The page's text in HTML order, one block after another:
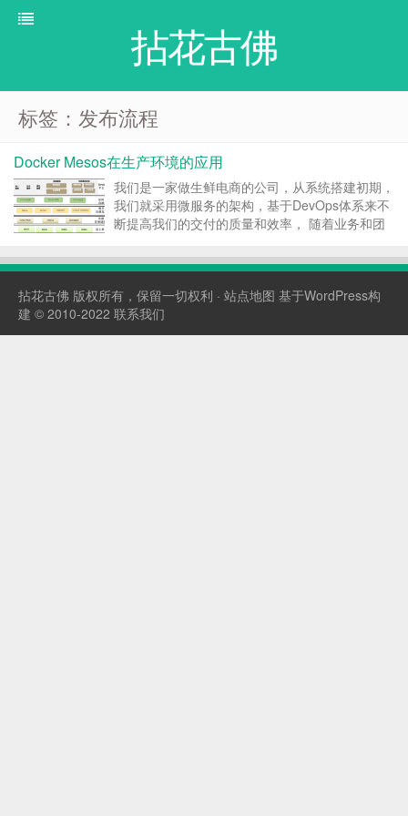
拈花古佛
标签：发布流程
Docker Mesos在生产环境的应用
我们是一家做生鲜电商的公司，从系统搭建初期，
我们就采用微服务的架构，基于DevOps体系来不
断提高我们的交付的质量和效率， 随着业务和团
互越来越复杂，目前整个微服务已经近几十个应用
Dubb...
拈花古佛 版权所有，保留一切权利 · 站点地图 基于WordPress构
建 © 2010-2022 联系我们